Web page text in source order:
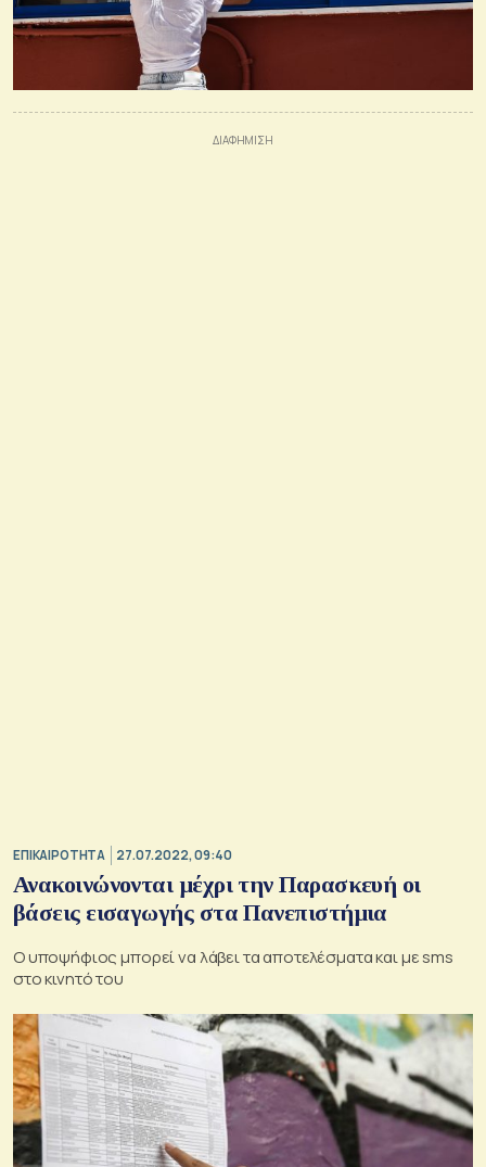
ΕΠΙΚΑΙΡΟΤΗΤΑ 27.07.2022, 09:40
Ανακοινώνονται μέχρι την Παρασκευή οι
βάσεις εισαγωγής στα Πανεπιστήμια
Ο υποψήφιος μπορεί να λάβει τα αποτελέσματα και με sms
στο κινητό του